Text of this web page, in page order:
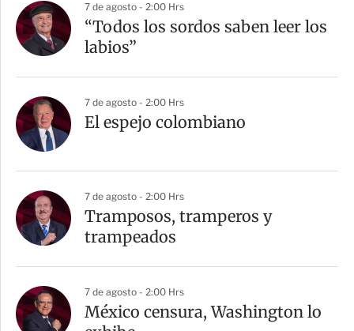
7 de agosto - 2:00 Hrs
“Todos los sordos saben leer los
labios”
7 de agosto - 2:00 Hrs
El espejo colombiano
7 de agosto - 2:00 Hrs
Tramposos, tramperos y
trampeados
7 de agosto - 2:00 Hrs
México censura, Washington lo